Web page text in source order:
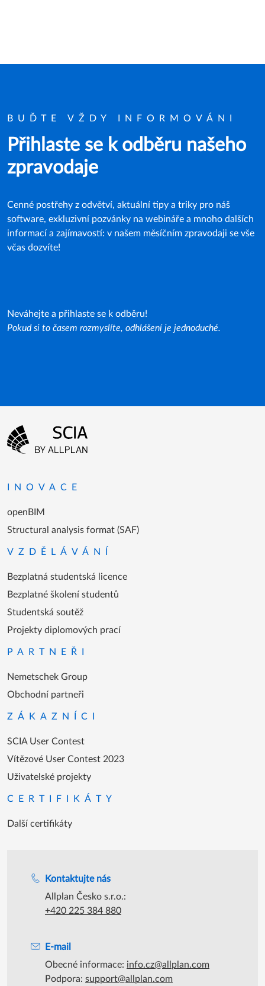
BUĎTE VŽDY INFORMOVÁNI
Přihlaste se k odběru našeho
zpravodaje
Cenné postřehy z odvětví, aktuální tipy a triky pro náš
software, exkluzivní pozvánky na webináře a mnoho dalších
informací a zajímavostí: v našem měsíčním zpravodaji se vše
včas dozvíte!
Neváhejte a přihlaste se k odběru!
Pokud si to časem rozmyslíte, odhlášení je jednoduché.
Kontaktujte nás
Allplan Česko s.r.o.:
+420 225 384 880
E-mail
Obecné informace: info.cz@allplan.com
Podpora: support@allplan.com
Menu patičky
INOVACE
openBIM
Structural analysis format (SAF)
VZDĚLÁVÁNÍ
Bezplatná studentská licence
Bezplatné školení studentů
Studentská soutěž
Projekty diplomových prací
PARTNEŘI
Nemetschek Group
Obchodní partneři
ZÁKAZNÍCI
SCIA User Contest
Vítězové User Contest 2023
Uživatelské projekty
CERTIFIKÁTY
Další certifikáty